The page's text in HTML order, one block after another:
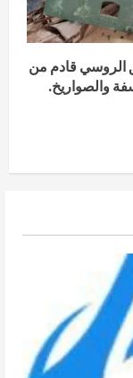
الروسي قادم من